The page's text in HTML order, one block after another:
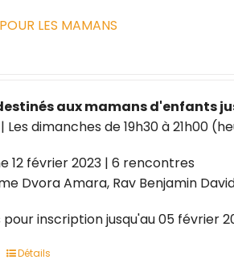
LES MAMANS
aux mamans d'enfants
Les dimanches de 19h30 à 21h00
12 février 2023 | 6 rencontres
Dvora Amara, Rav Benjamin
pour inscription jusqu'au 05 février
Détails